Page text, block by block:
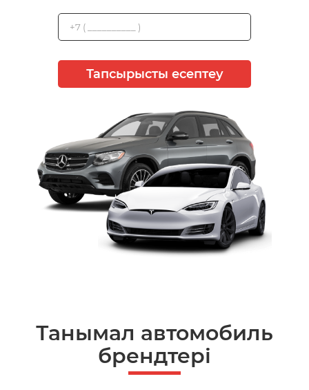
Тапсырысты есептеу
Танымал автомобиль
брендтері